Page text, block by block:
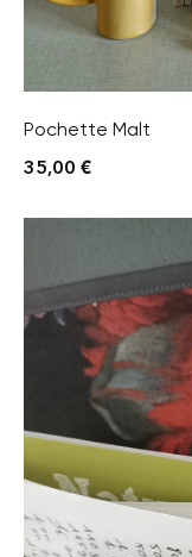
Pochette Malt
35,00 €